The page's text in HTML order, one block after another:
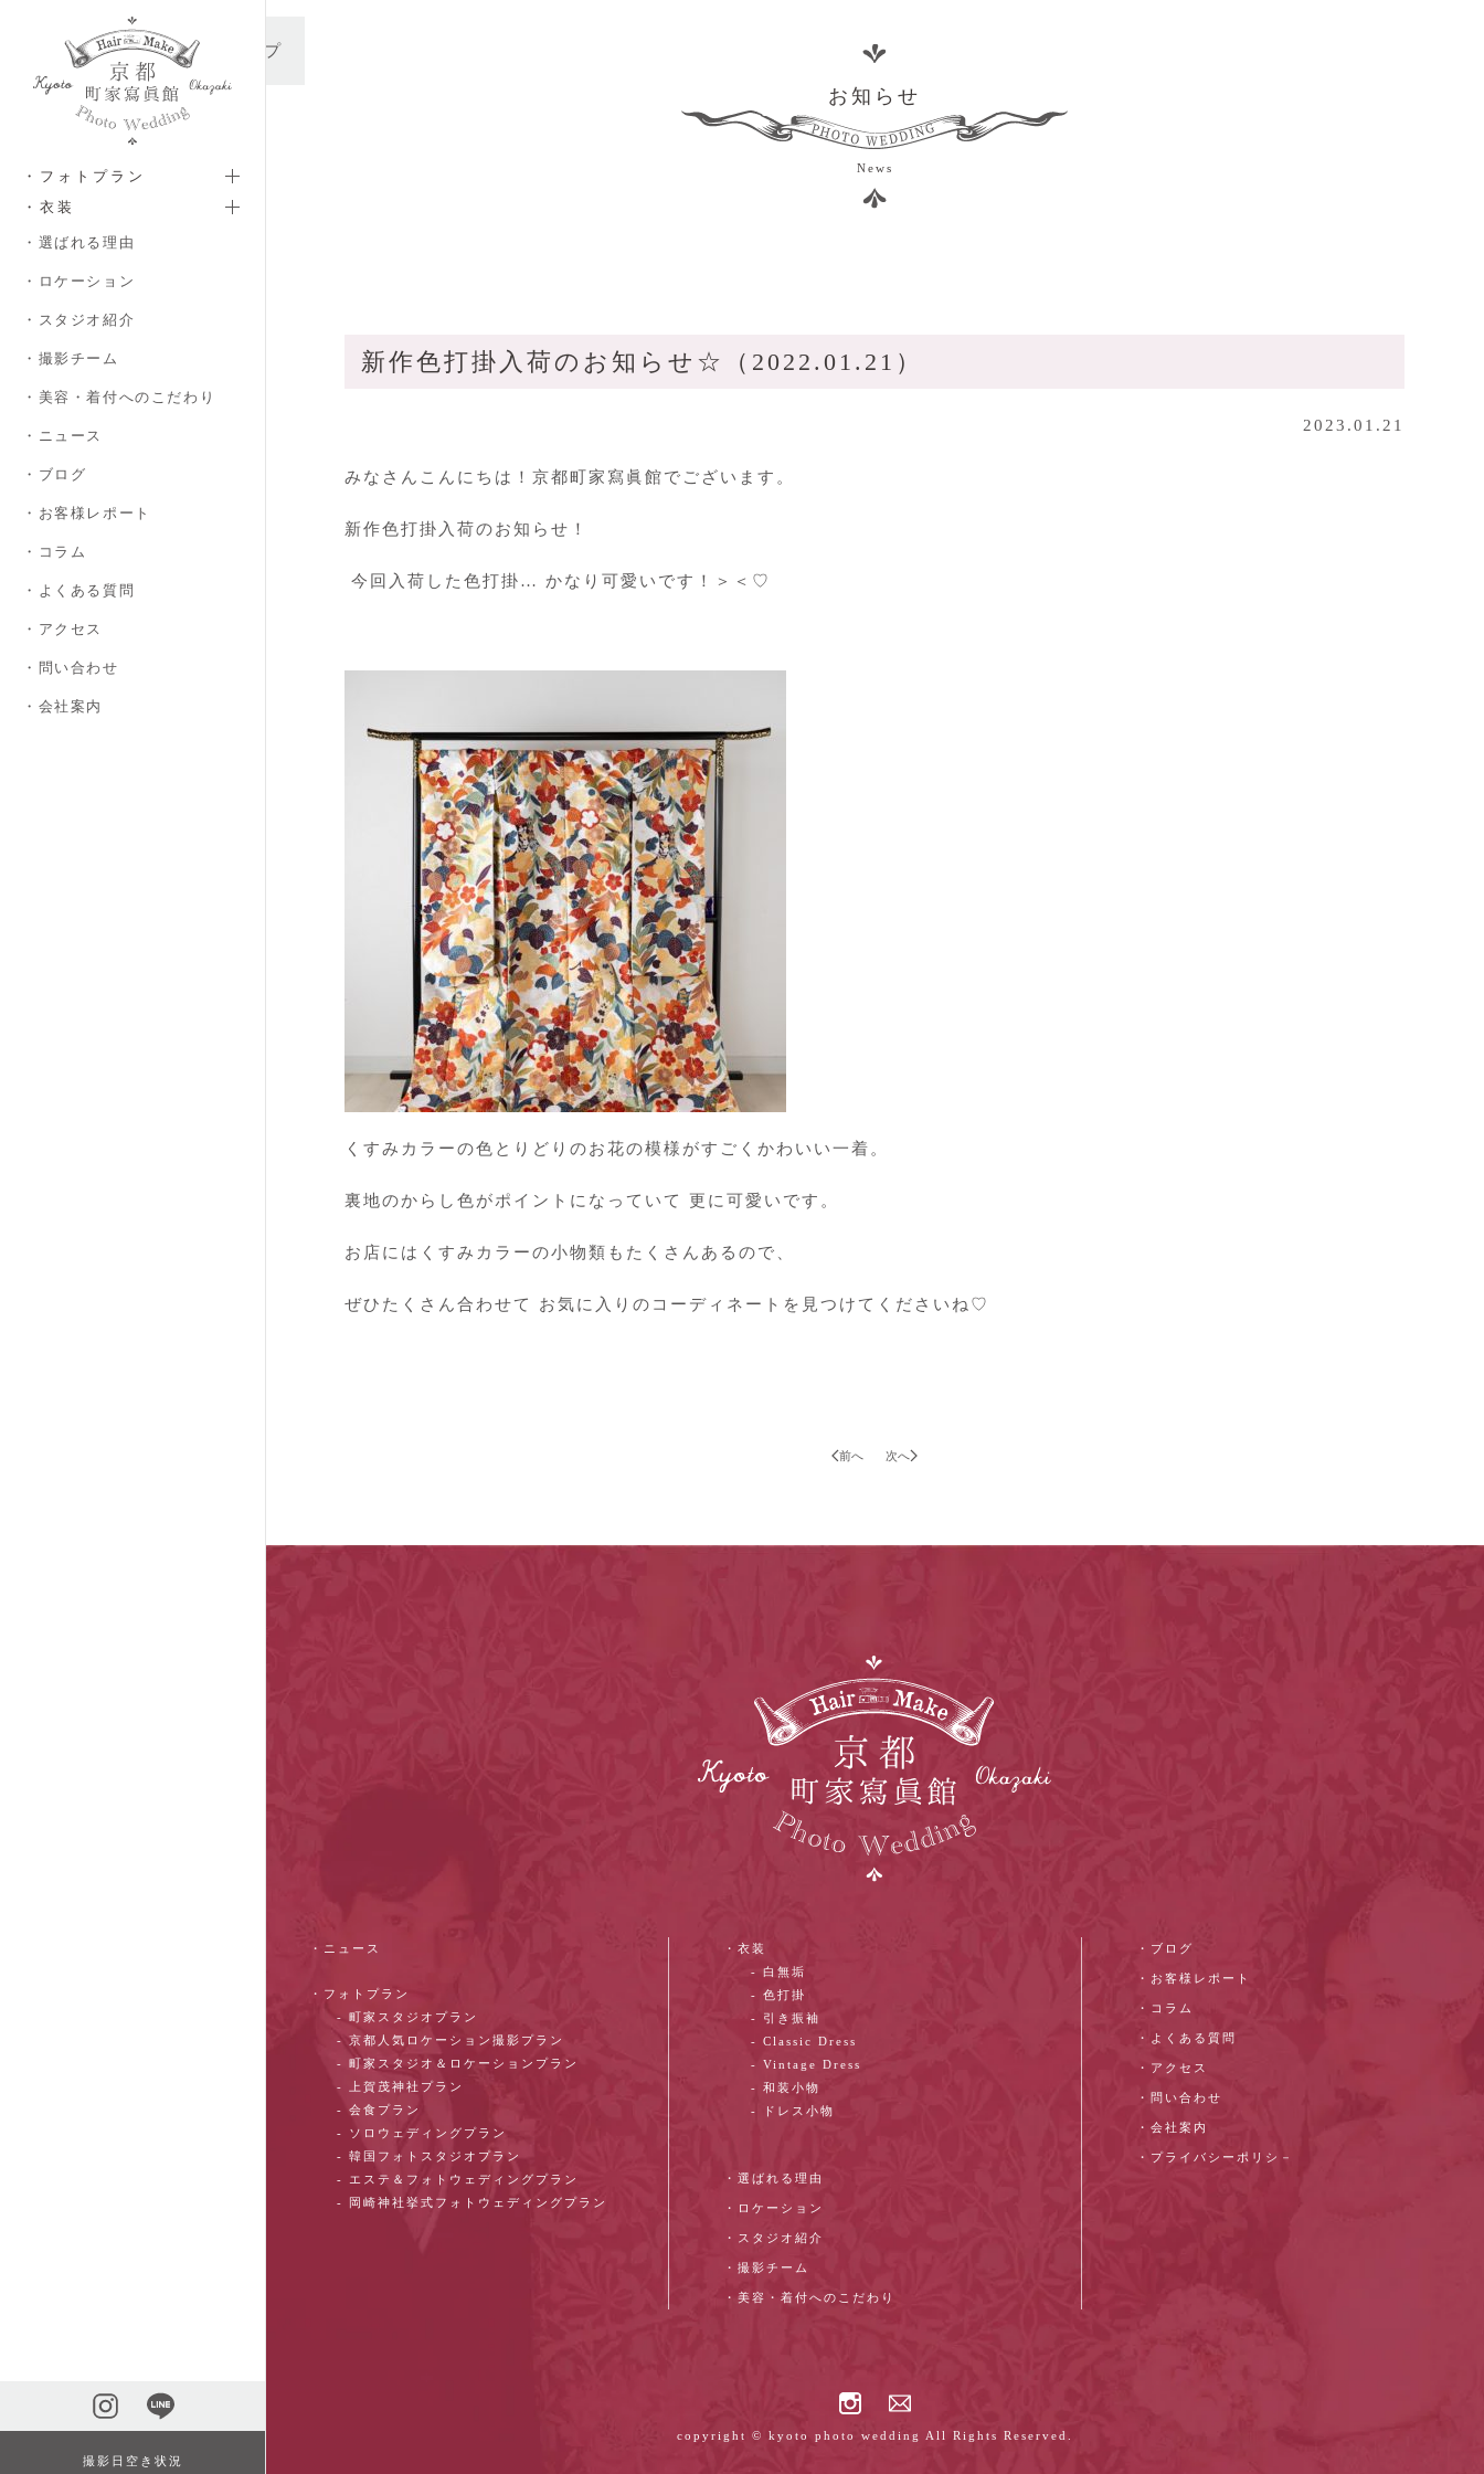
メインコンテンツへスキップ
・フォトプラン
・衣装
・選ばれる理由
・ロケーション
・スタジオ紹介
・撮影チーム
・美容・着付へのこだわり
・ニュース
・ブログ
・お客様レポート
・コラム
・よくある質問
・アクセス
・問い合わせ
・会社案内
撮影日空き状況
お知らせ
News
新作色打掛入荷のお知らせ☆（2022.01.21）
2023.01.21
みなさんこんにちは！京都町家寫眞館でございます。
新作色打掛入荷のお知らせ！
今回入荷した色打掛… かなり可愛いです！＞＜♡
くすみカラーの色とりどりのお花の模様がすごくかわいい一着。
裏地のからし色がポイントになっていて 更に可愛いです。
お店にはくすみカラーの小物類もたくさんあるので、
ぜひたくさん合わせて お気に入りのコーディネートを見つけてくださいね♡
前へ 次へ
・ニュース
・フォトプラン
- 町家スタジオプラン
- 京都人気ロケーション撮影プラン
- 町家スタジオ＆ロケーションプラン
- 上賀茂神社プラン
- 会食プラン
- ソロウェディングプラン
- 韓国フォトスタジオプラン
- エステ＆フォトウェディングプラン
- 岡崎神社挙式フォトウェディングプラン
・衣装
- 白無垢
- 色打掛
- 引き振袖
- Classic Dress
- Vintage Dress
- 和装小物
- ドレス小物
・選ばれる理由
・ロケーション
・スタジオ紹介
・撮影チーム
・美容・着付へのこだわり
・ブログ
・お客様レポート
・コラム
・よくある質問
・アクセス
・問い合わせ
・会社案内
・プライバシーポリシ－
copyright © kyoto photo wedding All Rights Reserved.